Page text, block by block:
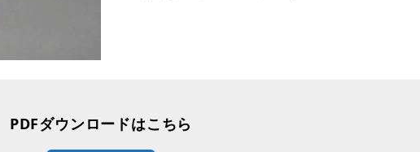
PDFダウンロードはこちら